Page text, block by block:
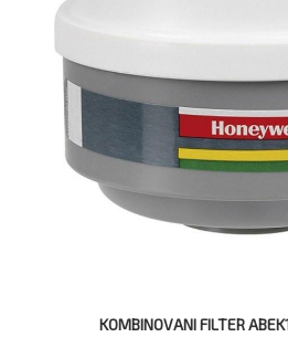
KOMBINOVANI FILTER